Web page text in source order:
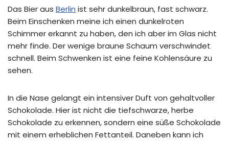
Das Bier aus Berlin ist sehr dunkelbraun, fast schwarz.
Beim Einschenken meine ich einen dunkelroten
Schimmer erkannt zu haben, den ich aber im Glas nicht
mehr finde. Der wenige braune Schaum verschwindet
schnell. Beim Schwenken ist eine feine Kohlensäure zu
sehen.
In die Nase gelangt ein intensiver Duft von gehaltvoller
Schokolade. Hier ist nicht die tiefschwarze, herbe
Schokolade zu erkennen, sondern eine süße Schokolade
mit einem erheblichen Fettanteil. Daneben kann ich